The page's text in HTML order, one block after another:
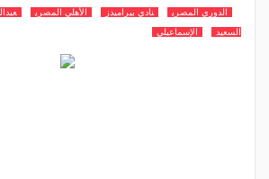
الدوري المصري نادي بيراميدز الأهلي المصري
السعيد
الإسماعيلي